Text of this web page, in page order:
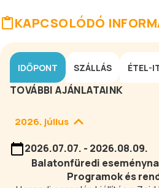
KAPCSOLÓDÓ
IDŐPONT SZÁLLÁS ÉTEL-
TOVÁBBI AJÁNLATAINK
2026. július
2026.07.07. - 2026.08.09.
Balatonfüredi
Programok és